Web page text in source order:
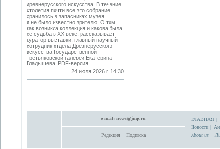
древнерусского искусства. В течение
столетия почти все это собрание
хранилось в запасниках музея
и не было известно зрителю. О том,
как возникла коллекция и какова была
ее судьба в ХХ веке, рассказывает
куратор выставки, главный научный
сотрудник отдела Древнерусского
искусства Государственной
Третьяковской галереи Екатерина
Гладышева. PDF-версия.
24 июля 2026 г. 14:30
e-mail: news@jmp.ru
Редакция Подписка
ГЛАВНАЯ |
Новости |
About us |